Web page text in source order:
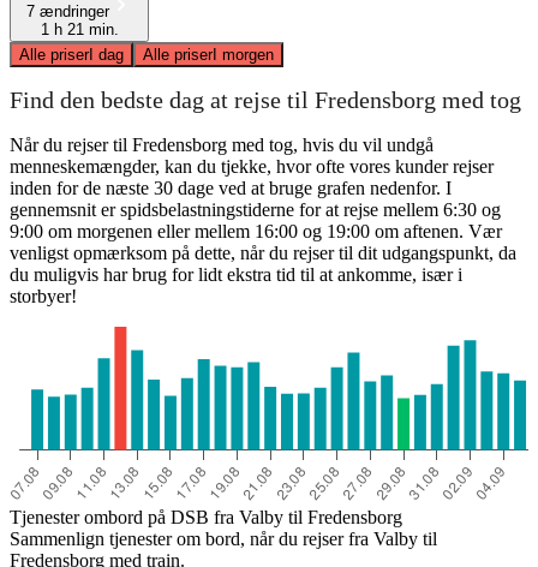
7 ændringer
1 h 21 min.
Alle priserI dag Alle priserI morgen
Find den bedste dag at rejse til Fredensborg med tog
Når du rejser til Fredensborg med tog, hvis du vil undgå
menneskemængder, kan du tjekke, hvor ofte vores kunder rejser
inden for de næste 30 dage ved at bruge grafen nedenfor. I
gennemsnit er spidsbelastningstiderne for at rejse mellem 6:30 og
9:00 om morgenen eller mellem 16:00 og 19:00 om aftenen. Vær
venligst opmærksom på dette, når du rejser til dit udgangspunkt, da
du muligvis har brug for lidt ekstra tid til at ankomme, især i
storbyer!
Tjenester ombord på DSB fra Valby til Fredensborg
Sammenlign tjenester om bord, når du rejser fra Valby til
Fredensborg med train.